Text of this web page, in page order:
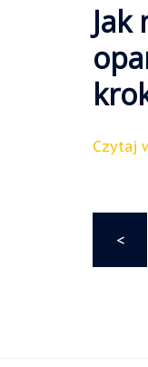
Jak
Czytaj
<